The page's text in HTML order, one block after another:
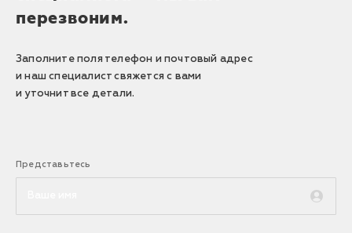
перезвоним.
Заполните поля телефон и почтовый адрес
и наш специалист свяжется с вами
и уточнит все детали.
Представьтесь